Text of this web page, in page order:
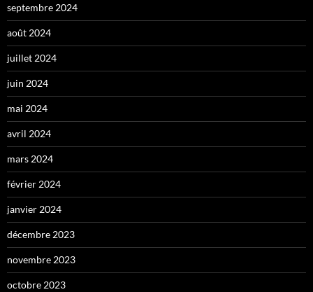
septembre 2024
août 2024
juillet 2024
juin 2024
mai 2024
avril 2024
mars 2024
février 2024
janvier 2024
décembre 2023
novembre 2023
octobre 2023